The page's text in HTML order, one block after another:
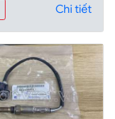
Chi tiết